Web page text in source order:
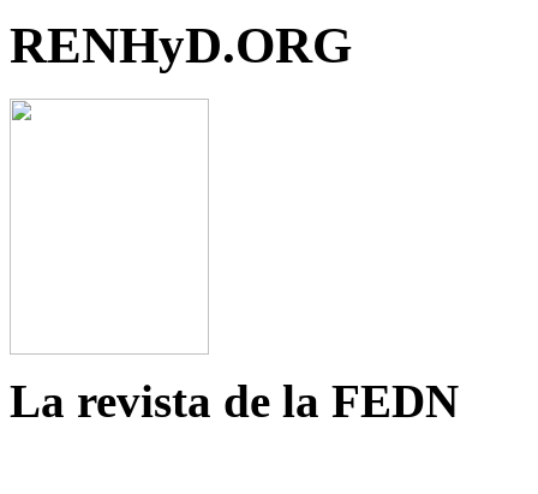
RENHyD.ORG
La revista de la FEDN